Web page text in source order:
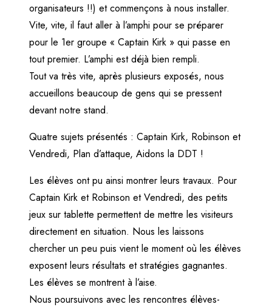
organisateurs !!) et commençons à nous installer.
Vite, vite, il faut aller à l’amphi pour se préparer
pour le 1er groupe « Captain Kirk » qui passe en
tout premier. L’amphi est déjà bien rempli.
Tout va très vite, après plusieurs exposés, nous
accueillons beaucoup de gens qui se pressent
devant notre stand.
Quatre sujets présentés : Captain Kirk, Robinson et
Vendredi, Plan d’attaque, Aidons la DDT !
Les élèves ont pu ainsi montrer leurs travaux. Pour
Captain Kirk et Robinson et Vendredi, des petits
jeux sur tablette permettent de mettre les visiteurs
directement en situation. Nous les laissons
chercher un peu puis vient le moment où les élèves
exposent leurs résultats et stratégies gagnantes.
Les élèves se montrent à l’aise.
Nous poursuivons avec les rencontres élèves-